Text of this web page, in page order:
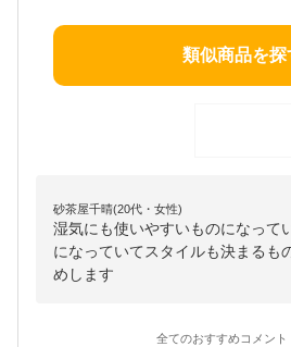
類似商品を探
砂茶屋千晴(20代・女性)
湿気にも使いやすいものになって
になっていてスタイルも決まるも
めします
全てのおすすめコメント